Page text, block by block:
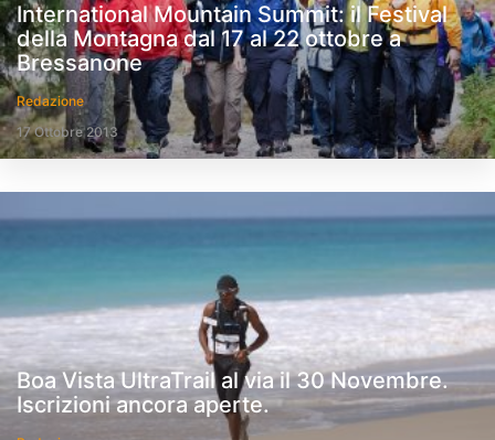
International Mountain Summit: il Festival
della Montagna dal 17 al 22 ottobre a
Bressanone
Redazione
17 Ottobre 2013
Boa Vista UltraTrail al via il 30 Novembre.
Iscrizioni ancora aperte.